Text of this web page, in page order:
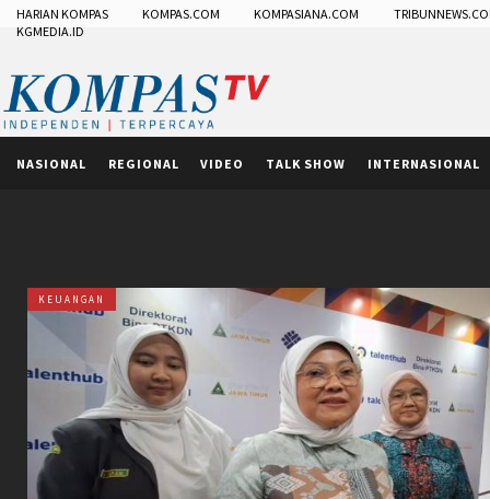
HARIAN KOMPAS KOMPAS.COM KOMPASIANA.COM
KGMEDIA.ID
NASIONAL REGIONAL VIDEO TALK SHOW INTERNASIONAL
KEUANGAN